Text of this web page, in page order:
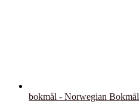
bokmål - Norwegian Bokmål